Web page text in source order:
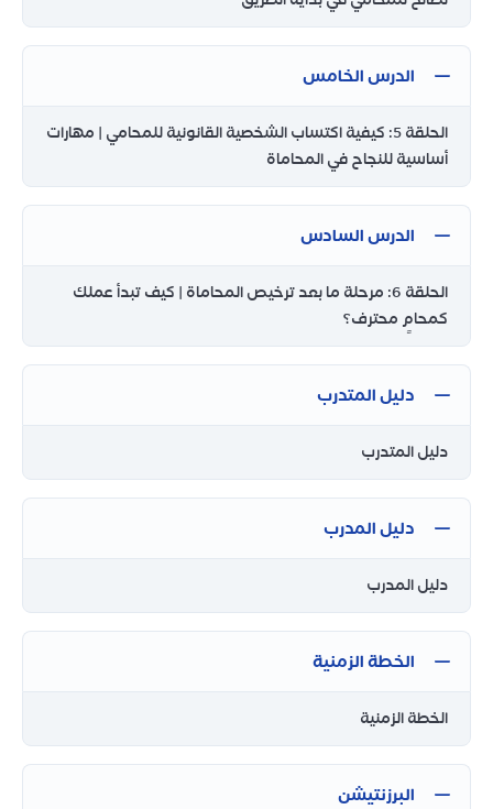
الدرس الخامس
الحلقة 5: كيفية اكتساب الشخصية القانونية للمحامي | مهارات
أساسية للنجاح في المحاماة
الدرس السادس
الحلقة 6: مرحلة ما بعد ترخيص المحاماة | كيف تبدأ عملك
كمحامٍ محترف؟
دليل المتدرب
دليل المتدرب
دليل المدرب
دليل المدرب
الخطة الزمنية
الخطة الزمنية
البرزنتيشن